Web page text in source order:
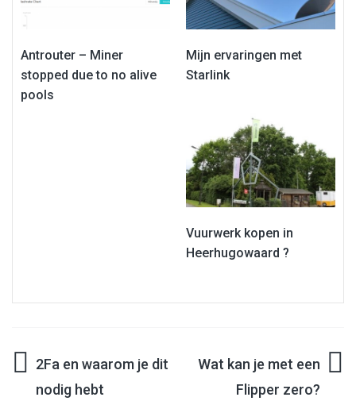
Antrouter – Miner
stopped due to no alive
pools
Mijn ervaringen met
Starlink
Vuurwerk kopen in
Heerhugowaard ?
Bericht
2Fa en waarom je dit
nodig hebt
Wat kan je met een
Flipper zero?